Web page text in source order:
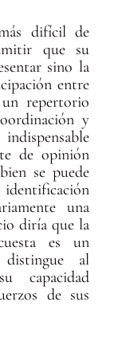
difícil de
que su
sino la
entre
repertorio
y
de opinión
se puede
una
diría que la
es un
al
capacidad
de sus